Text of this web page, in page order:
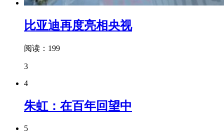
比亚迪再度亮相央视
阅读：199
3
4
朱虹：在百年回望中
5